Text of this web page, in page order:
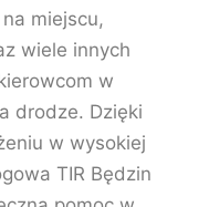
miejscu,
wiele innych
w
drodze. Dzięki
w wysokiej
TIR Będzin